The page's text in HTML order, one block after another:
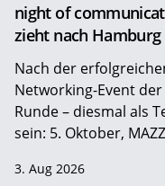
night of
zieht nach Hamburg
Nach der
Networking-Event
Runde – diesmal als
sein: 5. Oktober,
3. Aug 2026